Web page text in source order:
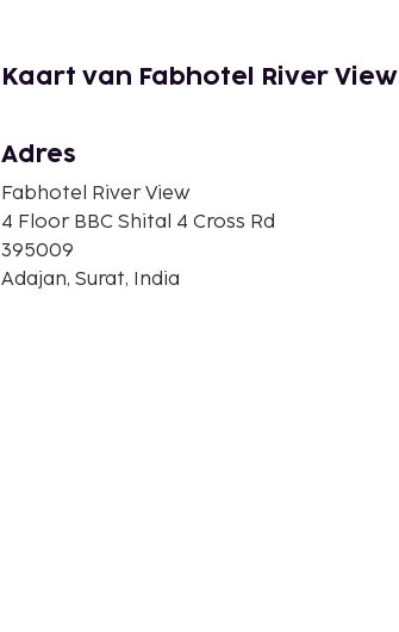
Kaart van Fabhotel River View
Adres
Fabhotel River View
4 Floor BBC Shital 4 Cross Rd
395009
Adajan, Surat, India